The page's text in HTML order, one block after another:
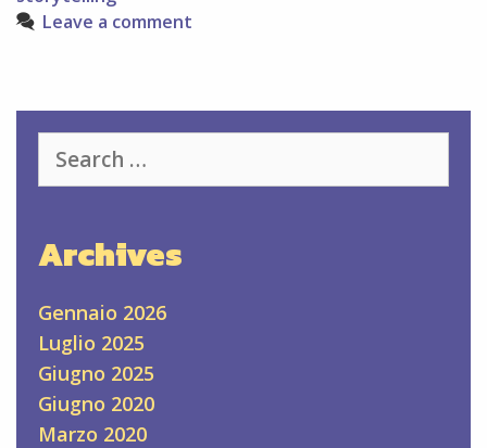
Leave a comment
for:
Archives
Gennaio 2026
Luglio 2025
Giugno 2025
Giugno 2020
Marzo 2020